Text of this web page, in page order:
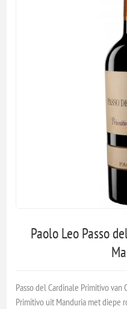
Paolo Leo Passo
Passo del Cardinale Primitivo
Primitivo uit Manduria met diepe